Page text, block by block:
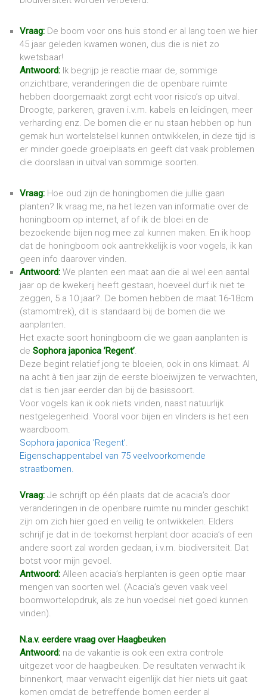
Vraag: De boom voor ons huis stond er al lang toen we hier
45 jaar geleden kwamen wonen, dus die is niet zo
kwetsbaar!
Antwoord: Ik begrijp je reactie maar de, sommige
onzichtbare, veranderingen die de openbare ruimte
hebben doorgemaakt zorgt echt voor risico’s op uitval.
Droogte, parkeren, graven i.v.m. kabels en leidingen, meer
verharding enz. De bomen die er nu staan hebben op hun
gemak hun wortelstelsel kunnen ontwikkelen, in deze tijd is
er minder goede groeiplaats en geeft dat vaak problemen
die doorslaan in uitval van sommige soorten.
Vraag: Hoe oud zijn de honingbomen die jullie gaan
planten? Ik vraag me, na het lezen van informatie over de
honingboom op internet, af of ik de bloei en de
bezoekende bijen nog mee zal kunnen maken. En ik hoop
dat de honingboom ook aantrekkelijk is voor vogels, ik kan
geen info daarover vinden.
Antwoord:We planten een maat aan die al wel een aantal
jaar op de kwekerij heeft gestaan, hoeveel durf ik niet te
zeggen, 5 a 10 jaar?. De bomen hebben de maat 16-18cm
(stamomtrek), dit is standaard bij de bomen die we
aanplanten.
Het exacte soort honingboom die we gaan aanplanten is
deSophora japonica ’Regent’.
Deze begint relatief jong te bloeien, ook in ons klimaat. Al
na acht à tien jaar zijn de eerste bloeiwijzen te verwachten,
dat is tien jaar eerder dan bij de basissoort.
Voor vogels kan ik ook niets vinden, naast natuurlijk
nestgelegenheid. Vooral voor bijen en vlinders is het een
waardboom.
Sophora japonica ’Regent’.
Eigenschappentabel van 75 veelvoorkomende
straatbomen.
Vraag: Je schrijft op één plaats dat de acacia’s door
veranderingen in de openbare ruimte nu minder geschikt
zijn om zich hier goed en veilig te ontwikkelen. Elders
schrijf je dat in de toekomst herplant door acacia’s of een
andere soort zal worden gedaan, i.v.m. biodiversiteit. Dat
botst voor mijn gevoel.
Antwoord: Alleen acacia’s herplanten is geen optie maar
mengen van soorten wel. (Acacia’s geven vaak veel
boomwortelopdruk, als ze hun voedsel niet goed kunnen
vinden).
N.a.v. eerdere vraag over Haagbeuken
Antwoord: na de vakantie is ook een extra controle
uitgezet voor de haagbeuken. De resultaten verwacht ik
binnenkort, maar verwacht eigenlijk dat hier niets uit gaat
komen omdat de betreffende bomen eerder al